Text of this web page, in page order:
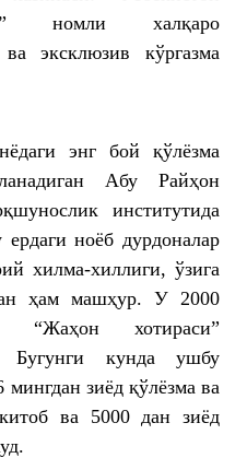
номли халқаро
эксклюзив кўргазма
энг бой қўлёзма
Aбу Райҳон
институтида
ноёб дурдоналар
хилма-хиллиги, ўзига
ҳам машҳур. У 2000
хотираси”
Бугунги кунда ушбу
мингдан зиёд қўлёзма ва
ва 5000 дан зиёд